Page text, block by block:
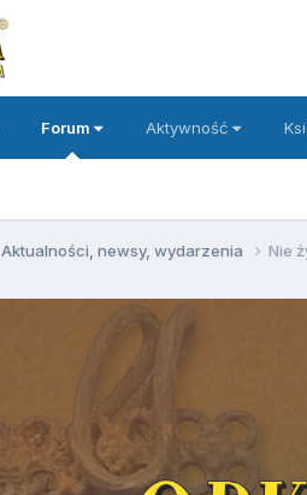
Forum Aktywność
Aktualności, newsy, wydarzenia Nie